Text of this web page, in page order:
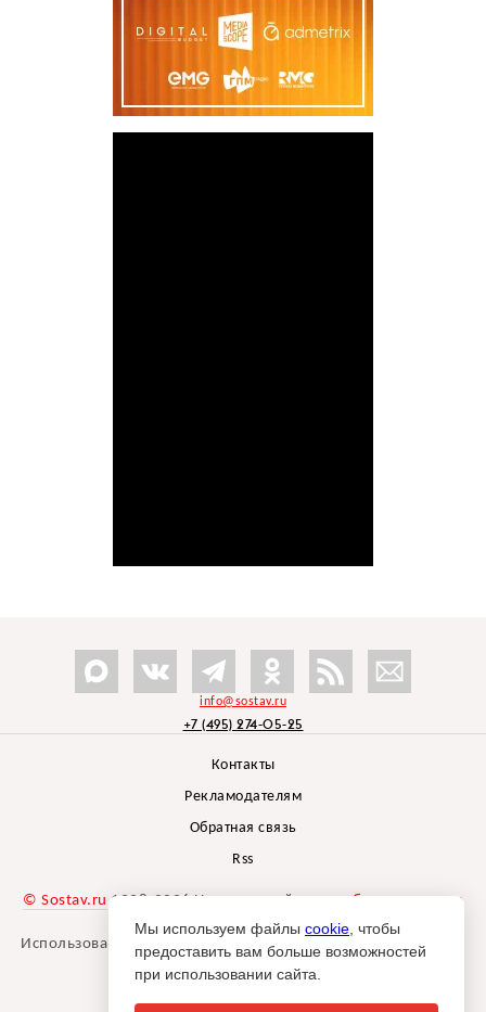
info@sostav.ru
+7 (495) 274-05-25
Контакты
Рекламодателям
Обратная связь
Rss
© Sostav.ru 1998-2026 Независимый проектбрендингового
агентства Depot
Использование материалов Sostav.ru допустимо только при
указании источника.
Мы используем файлы cookie , чтобы
предоставить вам больше возможностей
при использовании сайта.